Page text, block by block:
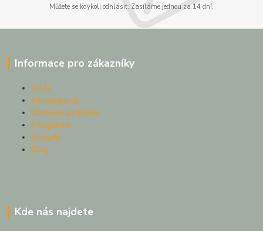
Můžete se kdykoli odhlásit. Zasíláme jednou za 14 dní.
Informace pro zákazníky
O nás
Jak nakupovat
Obchodní podmínky
Fotogalerie
Kontakty
Blog
Kde nás najdete